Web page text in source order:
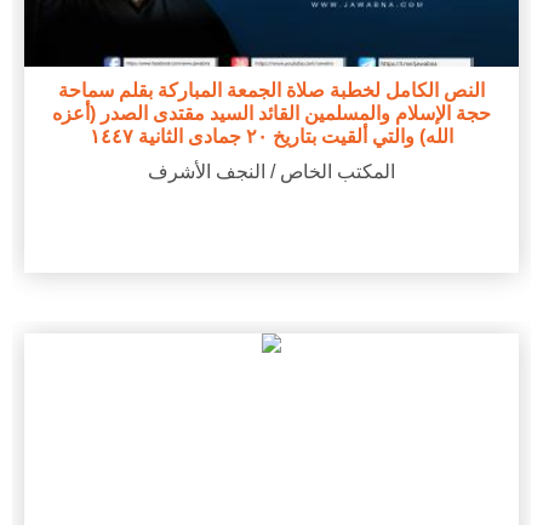
النص الكامل لخطبة صلاة الجمعة المباركة بقلم سماحة
حجة الإسلام والمسلمين القائد السيد مقتدى الصدر (أعزه
الله) والتي ألقيت بتاريخ ٢٠ جمادى الثانية ١٤٤٧
المكتب الخاص / النجف الأشرف